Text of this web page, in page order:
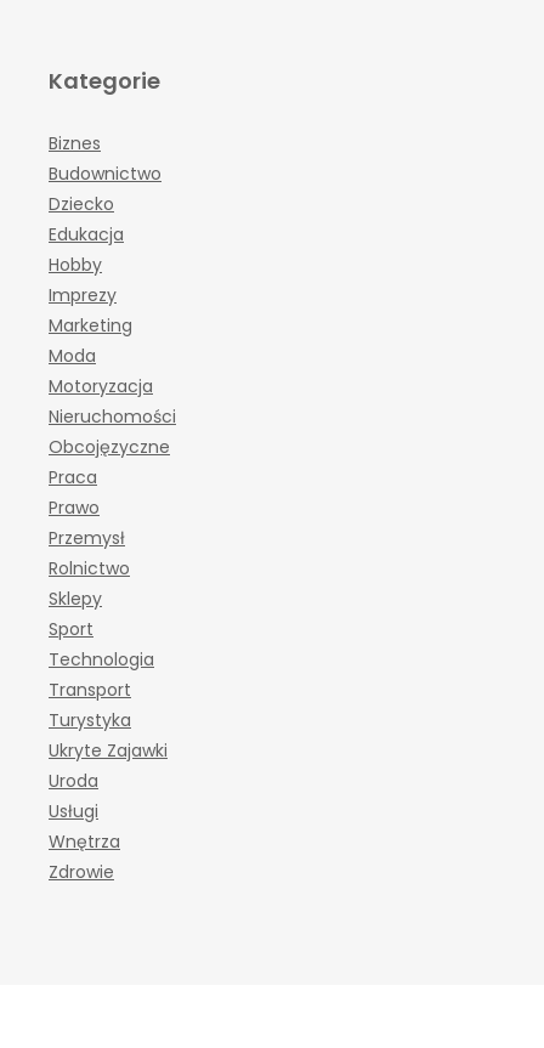
Kategorie
Biznes
Budownictwo
Dziecko
Edukacja
Hobby
Imprezy
Marketing
Moda
Motoryzacja
Nieruchomości
Obcojęzyczne
Praca
Prawo
Przemysł
Rolnictwo
Sklepy
Sport
Technologia
Transport
Turystyka
Ukryte Zajawki
Uroda
Usługi
Wnętrza
Zdrowie